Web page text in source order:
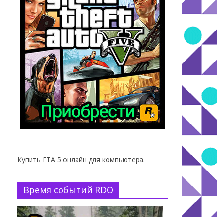
Купить ГТА 5 онлайн для компьютера.
Время событий RDO